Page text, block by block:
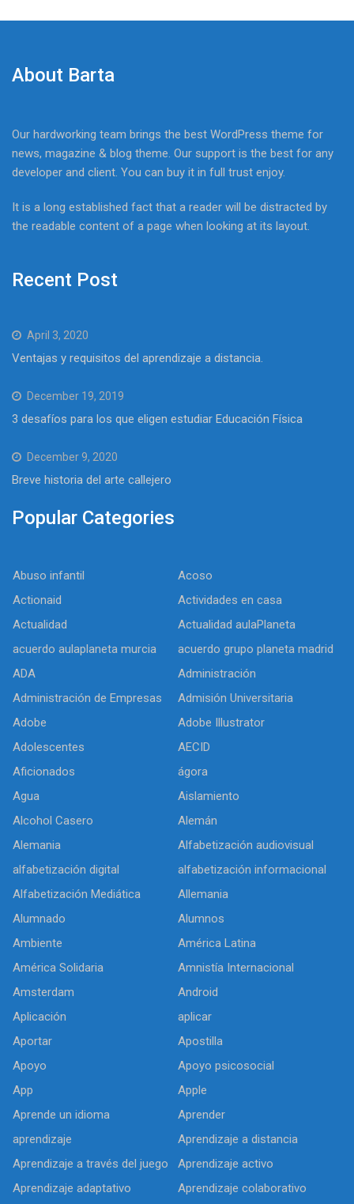
About Barta
Our hardworking team brings the best WordPress theme for
news, magazine & blog theme. Our support is the best for any
developer and client. You can buy it in full trust enjoy.
It is a long established fact that a reader will be distracted by
the readable content of a page when looking at its layout.
Recent Post
April 3, 2020
Ventajas y requisitos del aprendizaje a distancia.
December 19, 2019
3 desafíos para los que eligen estudiar Educación Física
December 9, 2020
Breve historia del arte callejero
Popular Categories
Abuso infantil
Acoso
Actionaid
Actividades en casa
Actualidad
Actualidad aulaPlaneta
acuerdo aulaplaneta murcia
acuerdo grupo planeta madrid
ADA
Administración
Administración de Empresas
Admisión Universitaria
Adobe
Adobe Illustrator
Adolescentes
AECID
Aficionados
ágora
Agua
Aislamiento
Alcohol Casero
Alemán
Alemania
Alfabetización audiovisual
alfabetización digital
alfabetización informacional
Alfabetización Mediática
Allemania
Alumnado
Alumnos
Ambiente
América Latina
América Solidaria
Amnistía Internacional
Amsterdam
Android
Aplicación
aplicar
Aportar
Apostilla
Apoyo
Apoyo psicosocial
App
Apple
Aprende un idioma
Aprender
aprendizaje
Aprendizaje a distancia
Aprendizaje a través del juego
Aprendizaje activo
Aprendizaje adaptativo
Aprendizaje colaborativo